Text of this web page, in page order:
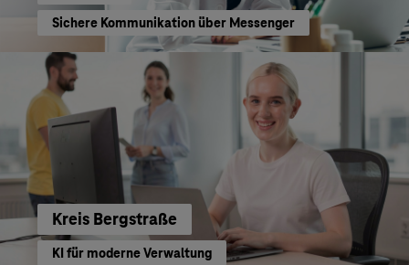
Sichere Kommunikation über Messenger
Kreis Bergstraße
KI für moderne Verwaltung